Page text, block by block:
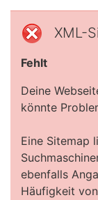
XML-
Fehlt
Deine
könnte
Eine Sitemap
ebenfalls
Häufigkeit